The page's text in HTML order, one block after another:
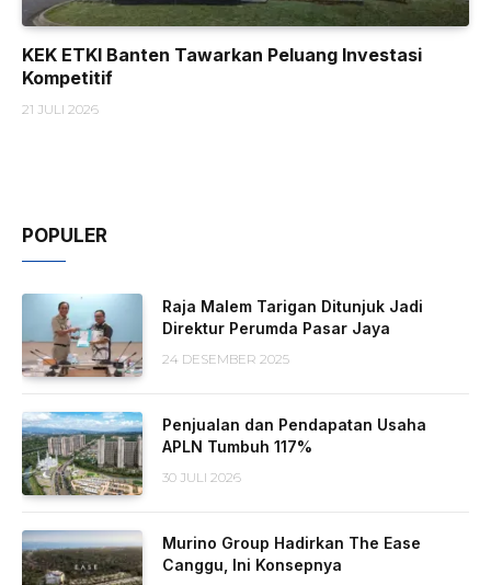
KEK ETKI Banten Tawarkan Peluang Investasi
Kompetitif
21 JULI 2026
POPULER
Raja Malem Tarigan Ditunjuk Jadi
Direktur Perumda Pasar Jaya
24 DESEMBER 2025
Penjualan dan Pendapatan Usaha
APLN Tumbuh 117%
30 JULI 2026
Murino Group Hadirkan The Ease
Canggu, Ini Konsepnya